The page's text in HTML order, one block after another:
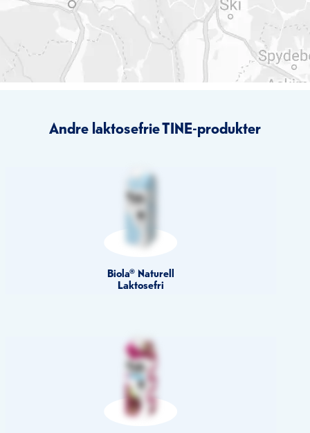
Andre laktosefrie TINE-produkter
Biola® Naturell
Laktosefri